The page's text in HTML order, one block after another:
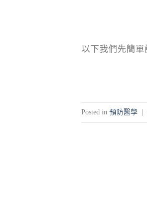
以下我們先簡
Posted in 預防醫學 |